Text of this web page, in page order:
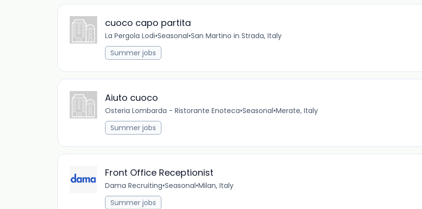
cuoco capo partita
La Pergola Lodi•Seasonal•San Martino in Strada, Italy
Summer jobs
Aiuto cuoco
Osteria Lombarda - Ristorante Enoteca•Seasonal•Merate, Italy
Summer jobs
Front Office Receptionist
Dama Recruiting•Seasonal•Milan, Italy
Summer jobs